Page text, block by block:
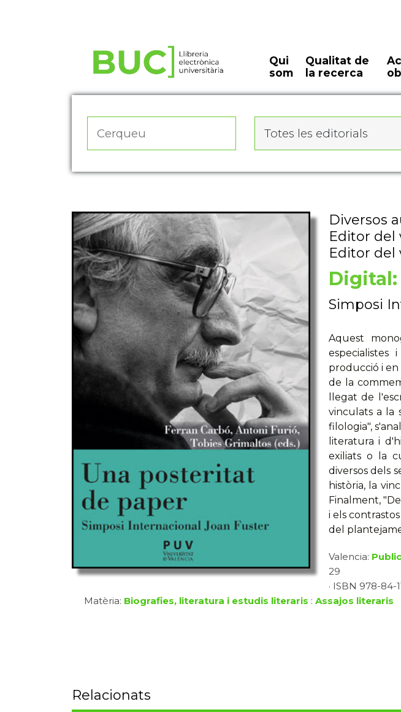
Qui
som
Qualitat de
la recerca
Totes les editorials
Diversos
Editor del
Editor del
Digital:
Simposi
Aquest
producció i
de la
llegat de
vinculats a la
filologia",
literatura i
exiliats o la
diversos dels
història, la
Finalment,
i els
del
Valencia:
29
· ISBN 978-84-
Matèria: Biografies, literatura i estudis literaris : Assajos literaris
Relacionats